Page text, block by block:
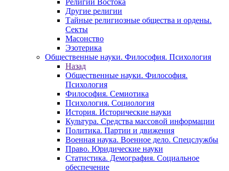
Религии Востока
Другие религии
Тайные религиозные общества и ордены.
Секты
Масонство
Эзотерика
Общественные науки. Философия. Психология
Назад
Общественные науки. Философия.
Психология
Философия. Семиотика
Психология. Социология
История. Исторические науки
Культура. Средства массовой информации
Политика. Партии и движения
Военная наука. Военное дело. Спецслужбы
Право. Юридические науки
Статистика. Демография. Социальное
обеспечение